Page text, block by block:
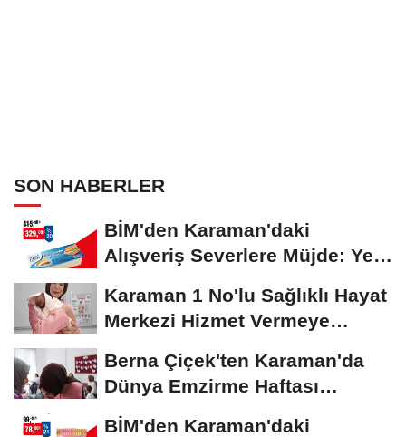
SON HABERLER
BİM'den Karaman'daki
Alışveriş Severlere Müjde: Yeni
Karaman 1 No'lu Sağlıklı Hayat
Merkezi Hizmet Vermeye
Berna Çiçek'ten Karaman'da
Dünya Emzirme Haftası
Etkinliğine Ziyaret
BİM'den Karaman'daki